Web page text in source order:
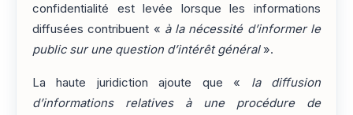
confidentialité est levée lorsque les informations
diffusées contribuent « à la nécessité d’informer le
public sur une question d’intérêt général».
La haute juridiction ajoute que « la diffusion
d’informations relatives à une procédure de